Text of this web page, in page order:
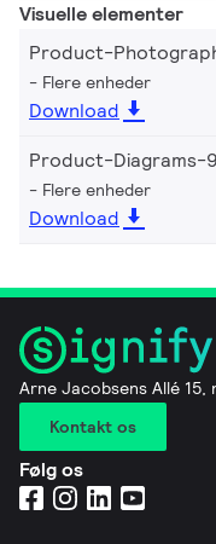
Visuelle elementer
Product-
Flere enheder
Download
Product-Diagrams-
Flere enheder
Download
Arne Jacobsens Allé 15,
Kontakt os
Følg os